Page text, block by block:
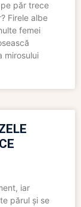
păr trece
Firele albe
femei
mirosului
iar
părul și se